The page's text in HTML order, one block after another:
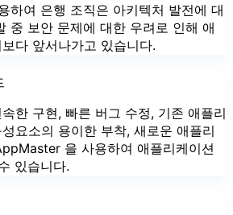
하여 은행 조직은 아키텍처 발전에 대
중 보안 문제에 대한 우려로 인해 애
다 앞서나가고 있습니다.
한 구현, 빠른 버그 수정, 기존 애플리
요소의 용이한 부착, 새로운 애플리
을 사용하여 애플리케이션
있습니다.